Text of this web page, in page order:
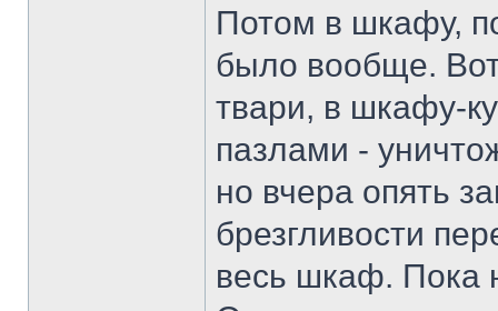
Потом в шкафу,
было вообще.
твари, в шкафу-
пазлами -
но вчера опять
брезгливости
весь шкаф. Пока